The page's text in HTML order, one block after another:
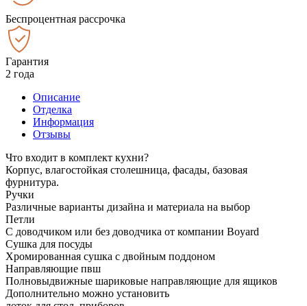
Беспроцентная рассрочка
Гарантия
2 года
Описание
Отделка
Информация
Отзывы
Что входит в комплект кухни?
Корпус, влагостойкая столешница, фасады, базовая
фурнитура.
Ручки
Различные варианты дизайна и материала на выбор
Петли
С доводчиком или без доводчика от компании Boyard
Сушка для посуды
Хромированная сушка с двойным поддоном
Направляющие пвш
Полновыдвижные шариковые направляющие для ящиков
Дополнительно можно установить